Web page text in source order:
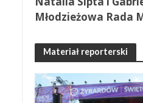
Młodzieżowa Rada
Materiał reporterski